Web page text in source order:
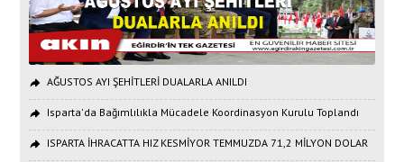
AĞUSTOS AYI ŞEHİTLERİ DUALARLA ANILDI
Isparta'da Bağımlılıkla Mücadele Koordinasyon Kurulu Toplandı
ISPARTA İHRACATTA HIZ KESMİYOR TEMMUZDA 71,2 MİLYON DOLAR